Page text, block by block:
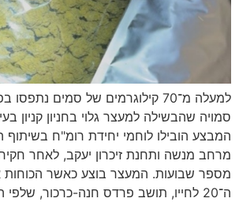
למעלה מ־70 קילוגרמים של סמים
סמויה שהבשילה למעצר גלוי בחניון קניון
המבצע הובילו לוחמי יחידת רומ"ח בשיתוף
מרחב מנשה ותחנת זיכרון יעקב, לאחר
מספר שבועות. המעצר בוצע כאשר הכוחות
ה־20 לחייו, תושב פרדס חנה-כרכור,